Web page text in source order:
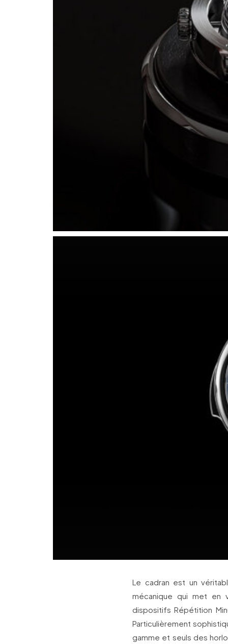
Le cadran est un
mécanique qui met en
dispositifs Répétition
Particulièrement
gamme et seuls des